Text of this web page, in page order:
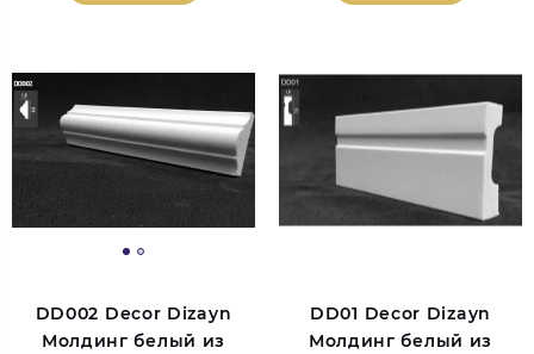
DD002 Decor Dizayn
Молдинг белый из
DD01 Decor Dizayn
Молдинг белый из